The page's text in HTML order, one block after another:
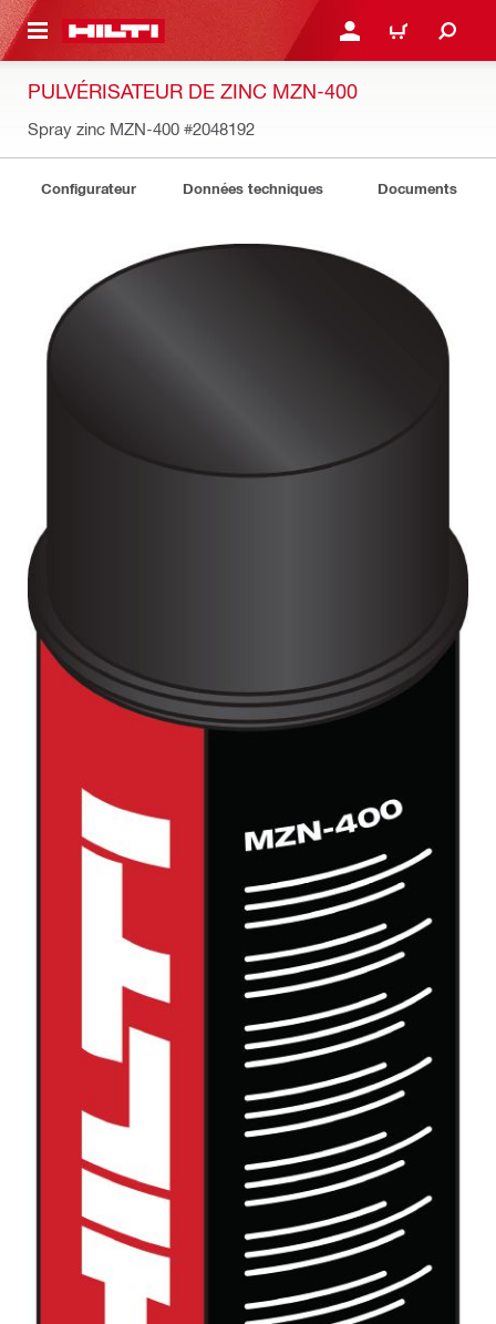
CONTENT CONNEXION OU
PANIER
PULVÉRISATEUR DE ZINC MZN-400
Spray zinc MZN-400 #2048192
Configurateur Données techniques Documents